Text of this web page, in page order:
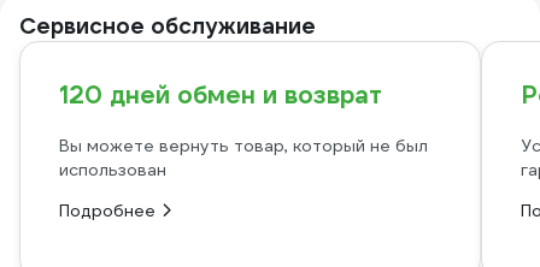
Сервисное обслуживание
120 дней обмен и возврат
Вы можете вернуть товар, который не был
использован
Подробнее